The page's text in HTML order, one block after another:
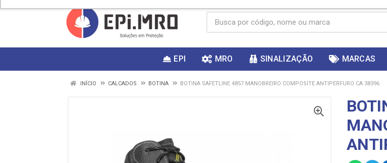
EPI MRO SINALIZAÇÃO MARCAS
INÍCIO CALCADOS BOTINA BOTINA SAFETLINE 4857 MANOBREIRO COMPOSITE ANTIPERFURO CA 38396